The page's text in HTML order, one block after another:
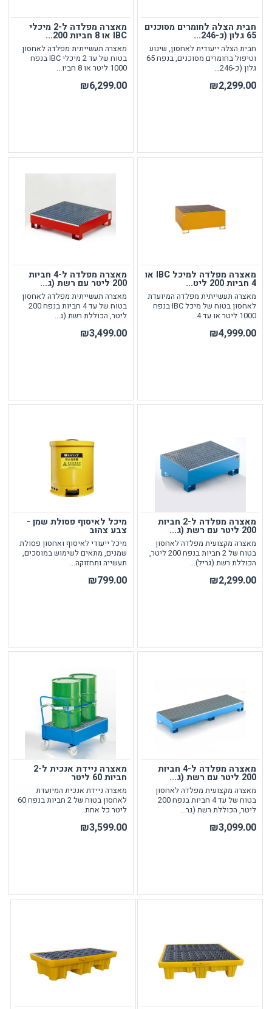
חבית הצלה לחומרים מסוכנים
65 גלון (כ-246...
חבית הצלה ייעודית לאחסון, שינוע
וטיפול בחומרים מסוכנים, בנפח 65
גלון (כ-246...
₪2,299.00
מאצרה מפלדה ל-2 מיכלי
IBC או 8 חביות 200...
מאצרה תעשייתית מפלדה לאחסון
בטוח של עד 2 מיכלי IBC בנפח
1000 ליטר או 8 חביו...
₪6,299.00
מאצרה מפלדה למיכל IBC או
4 חביות 200 ליט...
מאצרה תעשייתית מפלדה המיועדת
לאחסון בטוח של מיכל IBC בנפח
1000 ליטר או עד 4...
₪4,999.00
מאצרה מפלדה ל-4 חביות
200 ליטר עם רשת (ג...
מאצרה תעשייתית מפלדה לאחסון
בטוח של עד 4 חביות בנפח 200
ליטר, הכוללת רשת (ג...
₪3,499.00
מאצרה מפלדה ל-2 חביות
200 ליטר עם רשת (ג...
מאצרה מקצועית מפלדה לאחסון
בטוח של 2 חביות בנפח 200 ליטר,
הכוללת רשת (גריל)...
₪2,299.00
מיכל לאיסוף פסולת שמן -
צבע צהוב
מיכל ייעודי לאיסוף ואחסון פסולת
שמנים, מתאים לשימוש במוסכים,
תעשייה ותחזוקה...
₪799.00
מאצרה מפלדה ל-4 חביות
200 ליטר עם רשת (ג...
מאצרה מקצועית מפלדה לאחסון
בטוח של עד 4 חביות בנפח 200
ליטר, הכוללת רשת (גר...
₪3,099.00
מאצרה ניידת אנכית ל-2
חביות 60 ליטר
מאצרה ניידת אנכית המיועדת
לאחסון בטוח של 2 חביות בנפח 60
ליטר כל אחת.
₪3,599.00